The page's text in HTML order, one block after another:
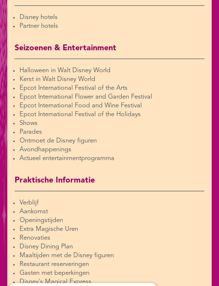
Disney hotels
Partner hotels
Seizoenen & Entertainment
Halloween in Walt Disney World
Kerst in Walt Disney World
Epcot International Festival of the Arts
Epcot International Flower and Garden Festival
Epcot International Food and Wine Festival
Epcot International Festival of the Holidays
Shows
Parades
Ontmoet de Disney figuren
Avondhappenings
Actueel entertainmentprogramma
Praktische Informatie
Verblijf
Aankomst
Openingstijden
Extra Magische Uren
Renovaties
Disney Dining Plan
Maaltijden met de Disney figuren
Restaurant reserveringen
Gasten met beperkingen
Disney's Magical Express